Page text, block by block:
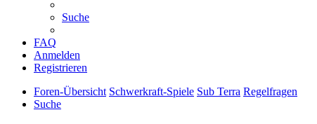
Suche
FAQ
Anmelden
Registrieren
Foren-Übersicht Schwerkraft-Spiele Sub Terra Regelfragen
Suche